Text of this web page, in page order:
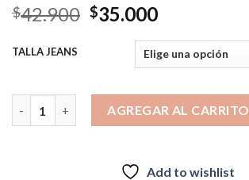
$42.900 El
original
$42.900.
$35.000El
actual
es:
$35.000.
TALLA JEANS
AGREGAR AL CARRITO
Add to wishlist